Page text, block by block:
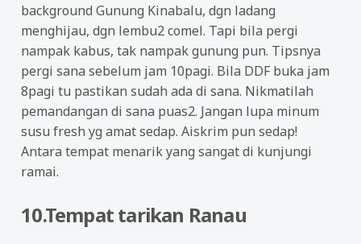
background Gunung Kinabalu, dgn ladang
menghijau, dgn lembu2 comel. Tapi bila pergi
nampak kabus, tak nampak gunung pun. Tipsnya
pergi sana sebelum jam 10pagi. Bila DDF buka jam
8pagi tu pastikan sudah ada di sana. Nikmatilah
pemandangan di sana puas2. Jangan lupa minum
susu fresh yg amat sedap. Aiskrim pun sedap!
Antara tempat menarik yang sangat di kunjungi
ramai.
10.Tempat tarikan Ranau